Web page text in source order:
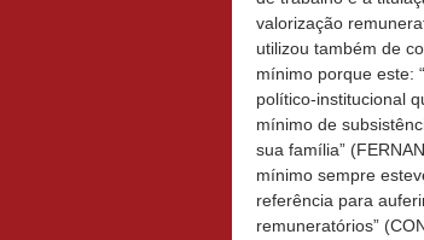
valorização
utilizou também de
mínimo porque este:
político-institucional
mínimo de
sua família”
mínimo sempre
referência para
remuneratórios”